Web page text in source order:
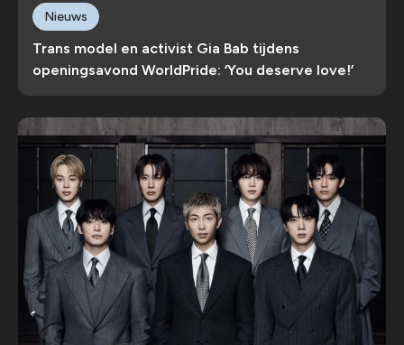
Trans model en activist Gia Bab tijdens
openingsavond WorldPride: ‘You deserve love!’
Nieuws